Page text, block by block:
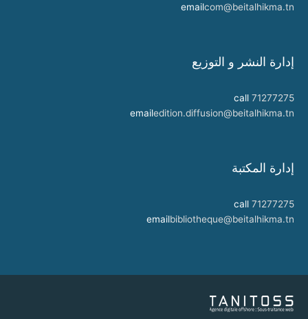
emailcom@beitalhikma.tn
إدارة النشر و التوزيع
call 71277275
emailedition.diffusion@beitalhikma.tn
إدارة المكتبة
call 71277275
emailbibliotheque@beitalhikma.tn